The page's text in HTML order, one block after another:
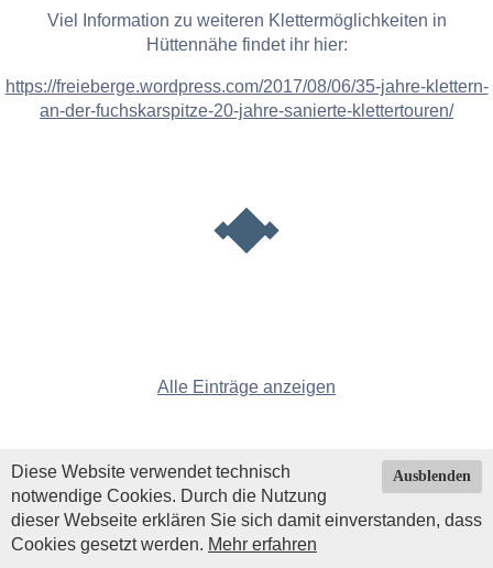
Viel Information zu weiteren Klettermöglichkeiten in
Hüttennähe findet ihr hier:
https://freieberge.wordpress.com/2017/08/06/35-jahre-klettern-
an-der-fuchskarspitze-20-jahre-sanierte-klettertouren/
Alle Einträge anzeigen
Ausblenden
Diese Website verwendet technisch
notwendige Cookies. Durch die Nutzung
dieser Webseite erklären Sie sich damit einverstanden, dass
Cookies gesetzt werden. Mehr erfahren